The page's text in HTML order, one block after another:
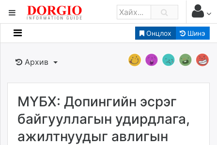
Онцлох Шинэ
Мэдээллийн
Банк санхүү
Бизнес ААН
Төрийн
dorgio.mn
Архив
МҮБХ: Допингийн эсрэг
байгууллагын удирдлага,
ажилтнуудыг авлигын